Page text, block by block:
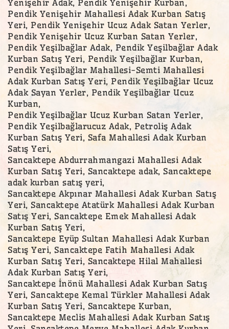
Yenişehir Adak, Pendik Yenişehir Kurban,
Pendik Yenişehir Mahallesi Adak Kurban Satış
Yeri, Pendik Yenişehir Ucuz Adak Satan Yerler,
Pendik Yenişehir Ucuz Kurban Satan Yerler,
Pendik Yeşilbağlar Adak, Pendik Yeşilbağlar Adak
Kurban Satış Yeri, Pendik Yeşilbağlar Kurban,
Pendik Yeşilbağlar Mahallesi-Semti Mahallesi
Adak Kurban Satış Yeri, Pendik Yeşilbağlar Ucuz
Adak Sayan Yerler, Pendik Yeşilbağlar Ucuz
Kurban,
Pendik Yeşilbağlar Ucuz Kurban Satan Yerler,
Pendik Yeşilbağlarucuz Adak, Petroliş Adak
Kurban Satış Yeri, Safa Mahallesi Adak Kurban
Satış Yeri,
Sancaktepe Abdurrahmangazi Mahallesi Adak
Kurban Satış Yeri, Sancaktepe adak, Sancaktepe
adak kurban satış yeri,
Sancaktepe Akpınar Mahallesi Adak Kurban Satış
Yeri, Sancaktepe Atatürk Mahallesi Adak Kurban
Satış Yeri, Sancaktepe Emek Mahallesi Adak
Kurban Satış Yeri,
Sancaktepe Eyüp Sultan Mahallesi Adak Kurban
Satış Yeri, Sancaktepe Fatih Mahallesi Adak
Kurban Satış Yeri, Sancaktepe Hilal Mahallesi
Adak Kurban Satış Yeri,
Sancaktepe İnönü Mahallesi Adak Kurban Satış
Yeri, Sancaktepe Kemal Türkler Mahallesi Adak
Kurban Satış Yeri, Sancaktepe Kurban,
Sancaktepe Meclis Mahallesi Adak Kurban Satış